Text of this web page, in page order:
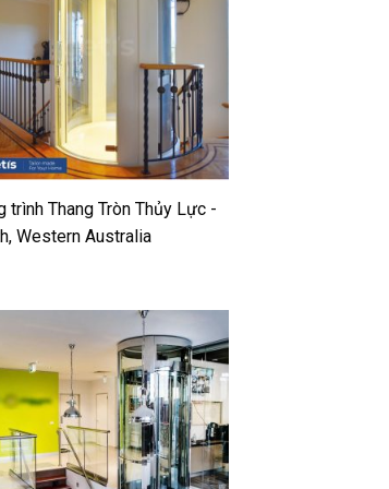
trình Thang Tròn Thủy Lực -
Western Australia